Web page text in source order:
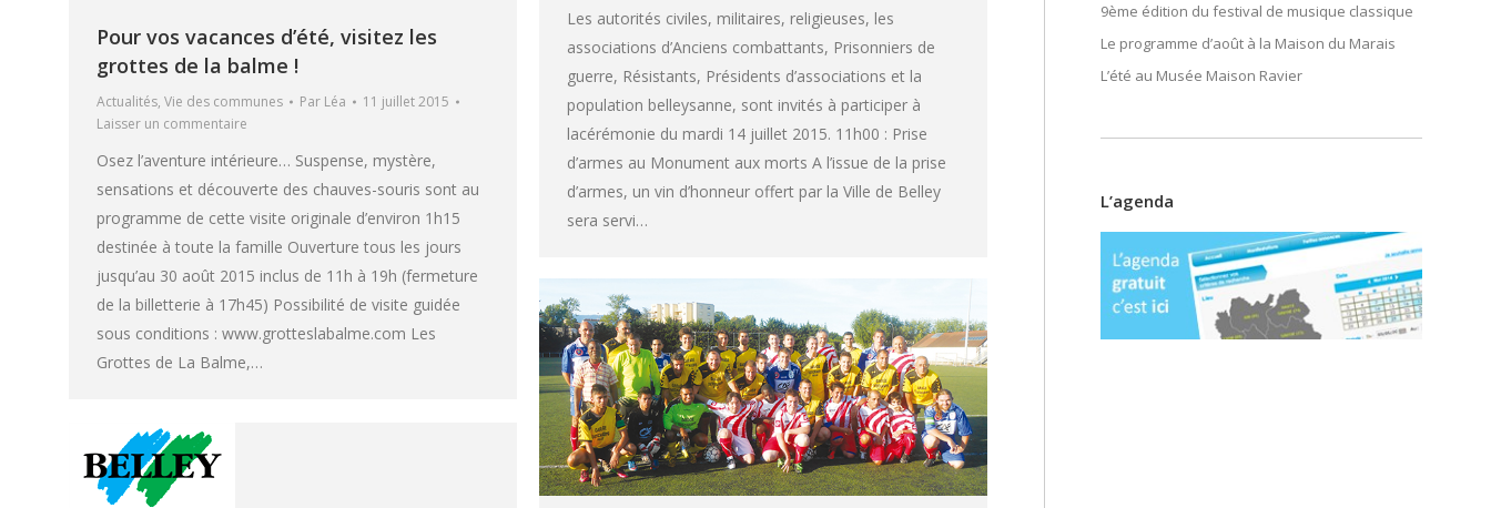
Les autorités civiles, militaires, religieuses, les
associations d’Anciens combattants, Prisonniers de
guerre, Résistants, Présidents d’associations et la
population belleysanne, sont invités à participer à
lacérémonie du mardi 14 juillet 2015. 11h00 : Prise
d’armes au Monument aux morts A l’issue de la prise
d’armes, un vin d’honneur offert par la Ville de Belley
sera servi…
Pour vos vacances d’été, visitez les
grottes de la balme !
Actualités, Vie des communes Par Léa
11 juillet 2015
Laisser un commentaire
Osez l’aventure intérieure… Suspense, mystère,
sensations et découverte des chauves-souris sont au
programme de cette visite originale d’environ 1h15
destinée à toute la famille Ouverture tous les jours
jusqu’au 30 août 2015 inclus de 11h à 19h (fermeture
de la billetterie à 17h45) Possibilité de visite guidée
sous conditions : www.grotteslabalme.com Les
Grottes de La Balme,…
9ème édition du festival de musique classique
Le programme d’août à la Maison du Marais
L’été au Musée Maison Ravier
L’agenda